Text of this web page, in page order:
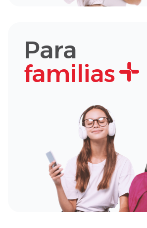
Para
familias